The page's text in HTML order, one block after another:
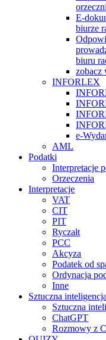
E-
biurze
biuru
zobacz
INFORLEX
e-
AML
Podatki
Interpretacje
Orzeczenia
Interpretacje
VAT
CIT
PIT
Ryczałt
PCC
Akcyza
Podatek od
Ordynacja
Inne
Sztuczna
Sztuczna
ChatGPT
Rozmowy z